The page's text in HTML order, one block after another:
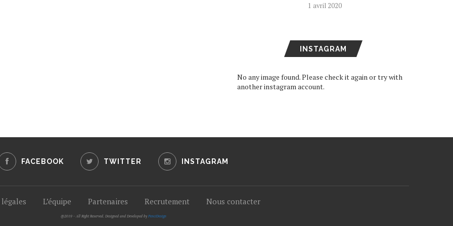
1 avril 2020
INSTAGRAM
No any image found. Please check it again or try with
another instagram account.
FACEBOOK TWITTER INSTAGRAM
L’équipe Partenaires Recrutement Nous contacter
@2019 - All Right Reserved. Designed and Developed by PenciDesign